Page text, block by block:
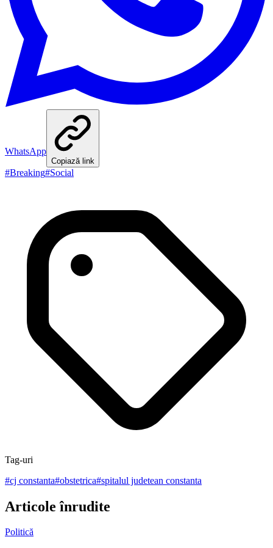
WhatsApp
Copiază link
#Breaking#Social
Tag-uri
#cj constanta#obstetrica#spitalul judetean constanta
Articole înrudite
Politică